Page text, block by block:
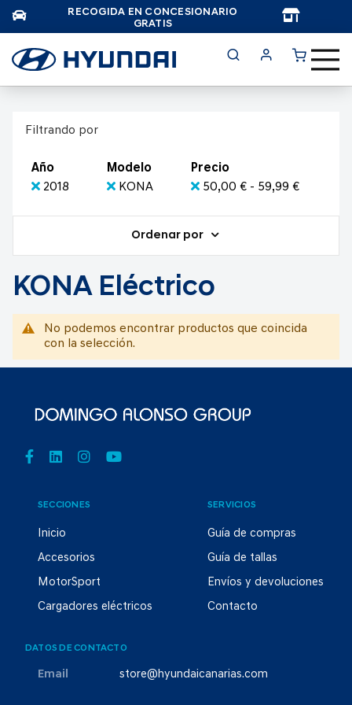
RECOGIDA EN CONCESIONARIO
GRATIS
Filtrando por
Año
2018
Modelo
KONA
Precio
50,00 € - 59,99 €
Ordenar por
KONA Eléctrico
No podemos encontrar productos que coincida
con la selección.
SECCIONES
Inicio
Accesorios
MotorSport
Cargadores eléctricos
SERVICIOS
Guía de compras
Guía de tallas
Envíos y devoluciones
Contacto
DATOS DE CONTACTO
Email store@hyundaicanarias.com